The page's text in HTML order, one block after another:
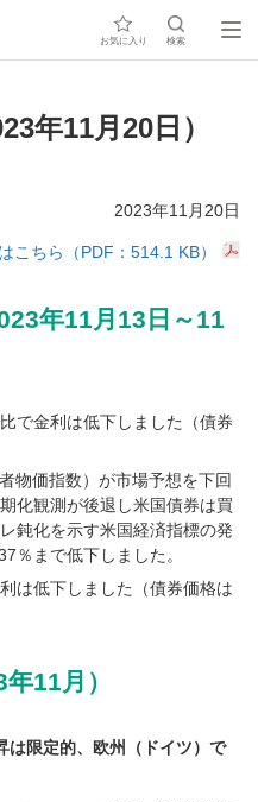
お気に入り 検索
年11月20日）
2023年11月20日
こちら（PDF：514.1 KB）
年11月13日～11
で金利は低下しました（債券
物価指数）が市場予想を下回
化観測が後退し米国債券は買
鈍化を示す米国経済指標の発
％まで低下しました。
は低下しました（債券価格は
11月）
は限定的、欧州（ドイツ）で